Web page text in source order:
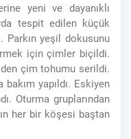
yeni ve dayanıklı
tespit edilen küçük
Parkın yeşil dokusunu
için çimler biçildi.
çim tohumu serildi.
yapıldı. Eskiyen
Oturma gruplarından
her bir köşesi baştan